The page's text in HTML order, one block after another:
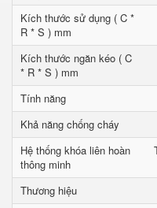
Kích thước sử dụng ( C *
R * S ) mm
Kích thước ngăn kéo ( C
* R * S ) mm
Tính năng
Khả năng chống cháy
Hệ thống khóa liên hoàn
thông minh
Thương hiệu